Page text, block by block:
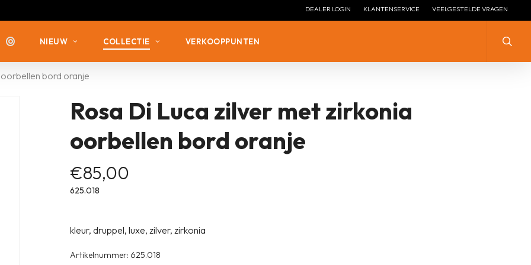
DEALER LOGIN KLANTENSERVICE VEELGESTELDE VRAGEN
NIEUW COLLECTIE
ZILVER MET ZIRKONIA
ZILVER ZONDER STEEN
ZILVER MET DIAMANT
ZILVER MET ZIRKONIA ZILVER MET ZIRKONIA
LENGTE COLLIER ZILVER
ZILVER
VERKOOPPUNTEN
bord oranje
Rosa Di Luca zilver met zirkonia
oorbellen bord oranje
€85,00
625.018
kleur, druppel, luxe, zilver, zirkonia
Artikelnummer: 625.018